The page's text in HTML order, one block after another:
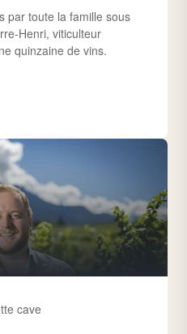
par toute la famille sous
Henri, viticulteur
quinzaine de vins.
cave